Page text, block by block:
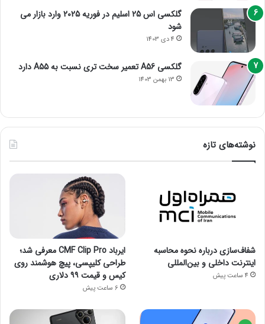
گلکسی اس 25 اسلیم در فوریه 2025 وارد بازار می
شود
4 دی 1403
گلکسی A56 تعمیر سخت تری نسبت به A55 دارد
13 بهمن 1403
نوشته‌های تازه
شفاف‌سازی درباره نحوه محاسبه
اینترنت داخلی و بین‌المللی
4 ساعت پیش
ایرباد CMF Clip Pro معرفی شد؛
طراحی کلیپسی، پیچ هوشمند روی
کیس و قیمت ۹۹ دلاری
6 ساعت پیش